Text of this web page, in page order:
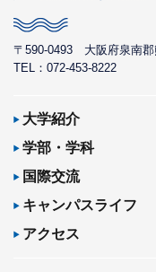
〒590-0493 大阪府泉南
TEL：072-453-8222
大学紹介
学部・学科
国際交流
キャンパスライフ
アクセス